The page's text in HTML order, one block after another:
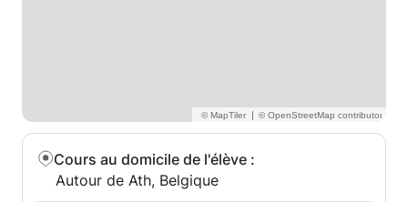
|
Cours au domicile de l'élève :
Autour de Ath, Belgique